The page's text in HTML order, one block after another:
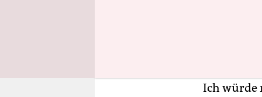
Was
Ich würde